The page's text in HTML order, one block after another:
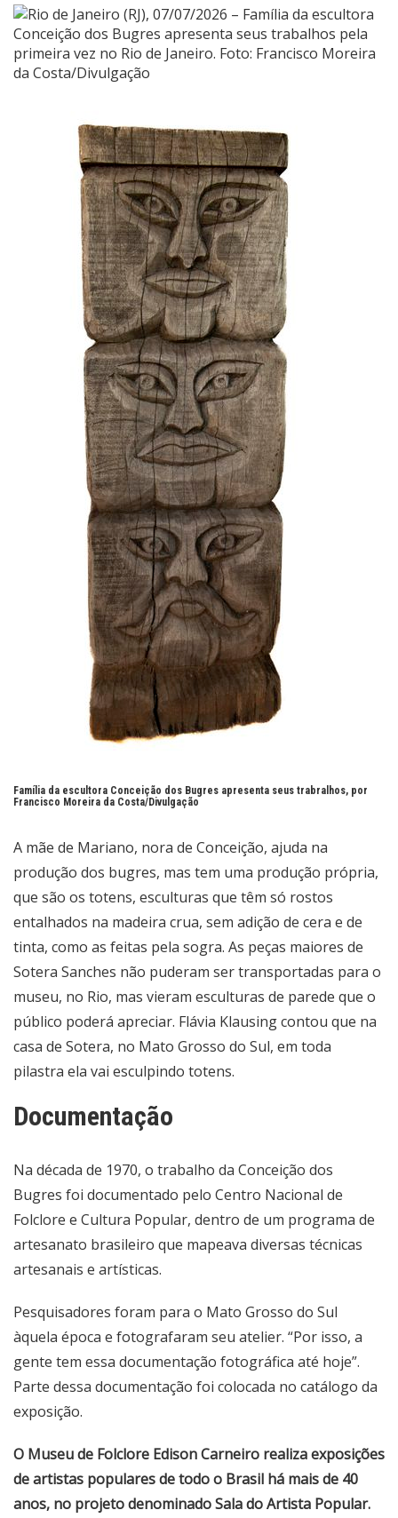
Família da escultora Conceição dos Bugres apresenta seus trabralhos, por
Francisco Moreira da Costa/Divulgação
A mãe de Mariano, nora de Conceição, ajuda na
produção dos bugres, mas tem uma produção própria,
que são os totens, esculturas que têm só rostos
entalhados na madeira crua, sem adição de cera e de
tinta, como as feitas pela sogra. As peças maiores de
Sotera Sanches não puderam ser transportadas para o
museu, no Rio, mas vieram esculturas de parede que o
público poderá apreciar. Flávia Klausing contou que na
casa de Sotera, no Mato Grosso do Sul, em toda
pilastra ela vai esculpindo totens.
Documentação
Na década de 1970, o trabalho da Conceição dos
Bugres foi documentado pelo Centro Nacional de
Folclore e Cultura Popular, dentro de um programa de
artesanato brasileiro que mapeava diversas técnicas
artesanais e artísticas.
Pesquisadores foram para o Mato Grosso do Sul
àquela época e fotografaram seu atelier. “Por isso, a
gente tem essa documentação fotográfica até hoje”.
Parte dessa documentação foi colocada no catálogo da
exposição.
O Museu de Folclore Edison Carneiro realiza exposições
de artistas populares de todo o Brasil há mais de 40
anos, no projeto denominado Sala do Artista Popular.